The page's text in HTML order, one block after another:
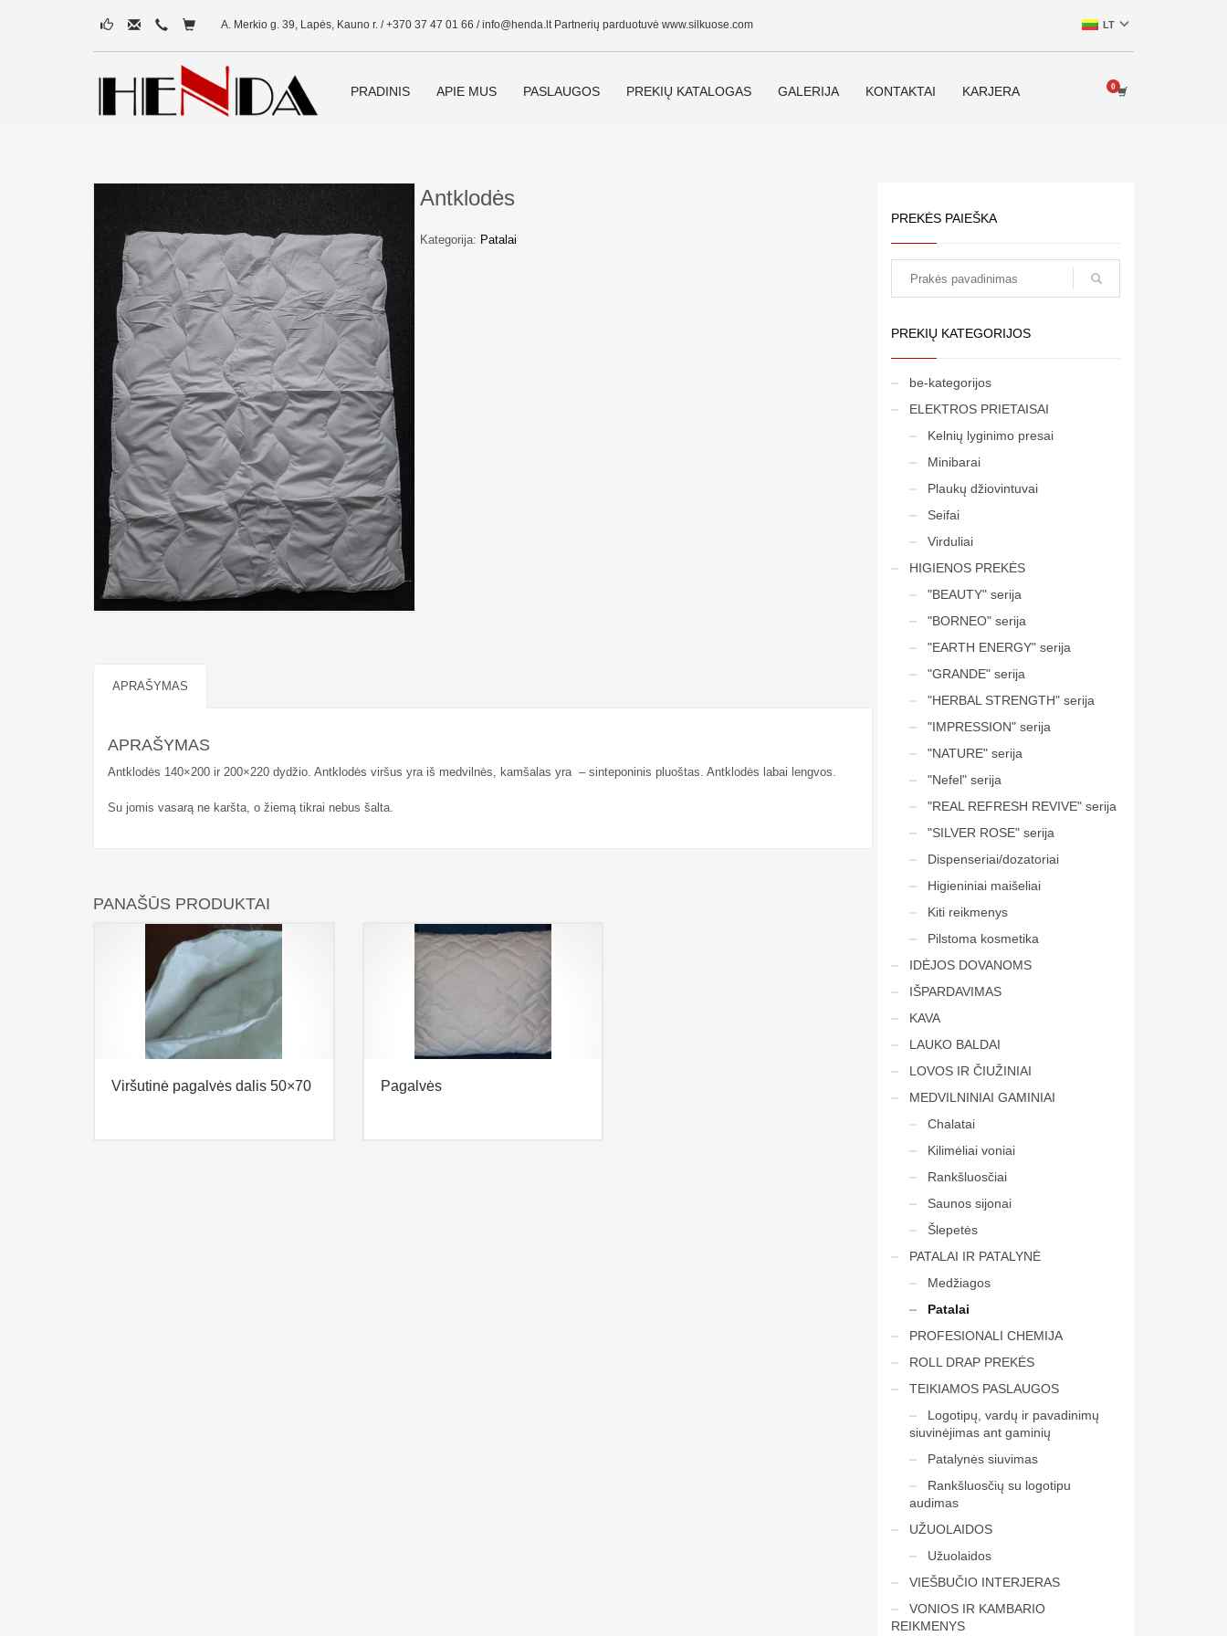
A. Merkio g. 39, Lapės, Kauno r. / +370 37 47 01 66 /info@henda.lt Partnerių parduotuvė www.silkuose.com LT
PRADINIS APIE MUS PASLAUGOS PREKIŲ KATALOGAS GALERIJA KONTAKTAI KARJERA
Antklodės
Kategorija: Patalai
APRAŠYMAS
APRAŠYMAS
Antklodės 140×200 ir 200×220 dydžio. Antklodės viršus yra iš medvilnės, kamšalas yra – sinteponinis pluoštas. Antklodės labai lengvos.
Su jomis vasarą ne karšta, o žiemą tikrai nebus šalta.
PANAŠŪS PRODUKTAI
Viršutinė pagalvės dalis 50×70 Pagalvės
PREKĖS PAIEŠKA
PREKIŲ KATEGORIJOS
be-kategorijos
ELEKTROS PRIETAISAI
Kelnių lyginimo presai
Minibarai
Plaukų džiovintuvai
Seifai
Virduliai
HIGIENOS PREKĖS
"BEAUTY" serija
"BORNEO" serija
"EARTH ENERGY" serija
"GRANDE" serija
"HERBAL STRENGTH" serija
"IMPRESSION" serija
"NATURE" serija
"Nefel" serija
"REAL REFRESH REVIVE" serija
"SILVER ROSE" serija
Dispenseriai/dozatoriai
Higieniniai maišeliai
Kiti reikmenys
Pilstoma kosmetika
IDĖJOS DOVANOMS
IŠPARDAVIMAS
KAVA
LAUKO BALDAI
LOVOS IR ČIUŽINIAI
MEDVILNINIAI GAMINIAI
Chalatai
Kilimėliai voniai
Rankšluosčiai
Saunos sijonai
Šlepetės
PATALAI IR PATALYNĖ
Medžiagos
Patalai
PROFESIONALI CHEMIJA
ROLL DRAP PREKĖS
TEIKIAMOS PASLAUGOS
Logotipų, vardų ir pavadinimų
siuvinėjimas ant gaminių
Patalynės siuvimas
Rankšluosčių su logotipu
audimas
UŽUOLAIDOS
Užuolaidos
VIEŠBUČIO INTERJERAS
VONIOS IR KAMBARIO
REIKMENYS